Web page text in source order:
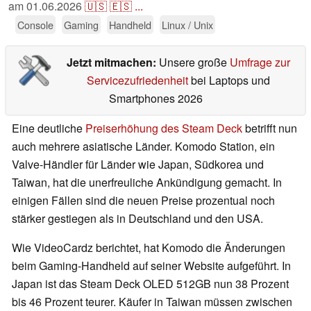
am01.06.2026🇺🇸🇪🇸 ...
Console Gaming Handheld Linux / Unix
Jetzt mitmachen: Unsere große Umfrage zur
Servicezufriedenheitbei Laptops und
Smartphones 2026
Eine deutliche Preiserhöhung des Steam Deckbetrifft nun
auch mehrere asiatische Länder. Komodo Station, ein
Valve-Händler für Länder wie Japan, Südkorea und
Taiwan, hat die unerfreuliche Ankündigung gemacht. In
einigen Fällen sind die neuen Preise prozentual noch
stärker gestiegen als in Deutschland und den USA.
Wie VideoCardz berichtet, hat Komodo die Änderungen
beim Gaming-Handheld auf seiner Website aufgeführt. In
Japan ist das Steam Deck OLED 512GB nun 38 Prozent
bis 46 Prozent teurer. Käufer in Taiwan müssen zwischen